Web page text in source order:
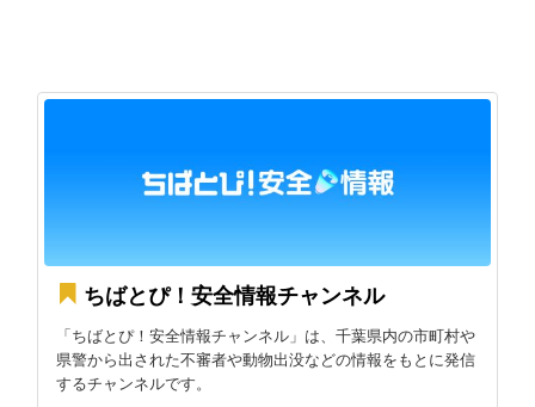
ちばとぴ！安全情報チャンネル
「ちばとぴ！安全情報チャンネル」は、千葉県内の市町村や
県警から出された不審者や動物出没などの情報をもとに発信
するチャンネルです。